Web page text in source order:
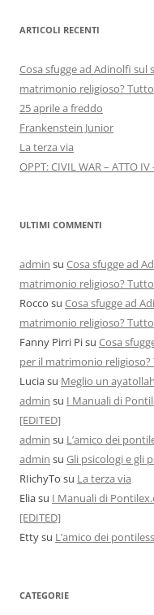
ARTICOLI RECENTI
Cosa sfugge ad Adinolfi sul
matrimonio religioso?
25 aprile a freddo
Frankenstein Junior
La terza via
OPPT: CIVIL WAR – ATTO
ULTIMI COMMENTI
admin su Cosa sfugge ad
matrimonio religioso?
Rocco su Cosa sfugge ad
matrimonio religioso?
Fanny Pirri Pisu Cosa
per il matrimonio
Luciasu Meglio un
admin su I Manuali di
[EDITED]
admin su L’amico dei
admin su Gli psicologi e gli
RIichyTo su La terza via
Eliasu I Manuali di
[EDITED]
Ettysu L’amico dei
CATEGORIE